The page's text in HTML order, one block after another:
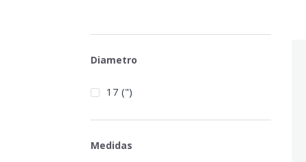
Diametro
17 (")
Medidas